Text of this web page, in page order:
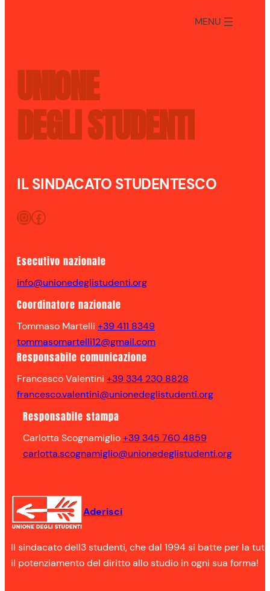
MENU
UNIONE
DEGLI STUDENTI
IL SINDACATO STUDENTESCO
Instagram
Facebook
Esecutivo nazionale
info@unionedeglistudenti.org
Coordinatore nazionale
Tommaso Martelli +39 411 8349
tommasomartelli12@gmail.com
Responsabile comunicazione
Francesco Valentini +39 334 230 8828
francesco.valentini@unionedeglistudenti.org
Responsabile stampa
Carlotta Scognamiglio+39 345 760 4859
carlotta.scognamiglio@unionedeglistudenti.org
Aderisci
Il sindacato dell3 studenti, che dal 1994 si batte per la
il potenziamento del diritto allo studio in ogni sua forma!